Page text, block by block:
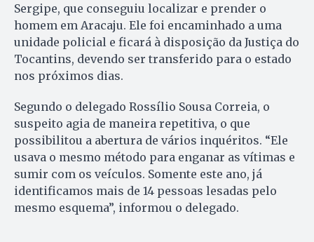
Sergipe, que conseguiu localizar e prender o
homem em Aracaju. Ele foi encaminhado a uma
unidade policial e ficará à disposição da Justiça do
Tocantins, devendo ser transferido para o estado
nos próximos dias.
Segundo o delegado Rossílio Sousa Correia, o
suspeito agia de maneira repetitiva, o que
possibilitou a abertura de vários inquéritos. “Ele
usava o mesmo método para enganar as vítimas e
sumir com os veículos. Somente este ano, já
identificamos mais de 14 pessoas lesadas pelo
mesmo esquema”, informou o delegado.